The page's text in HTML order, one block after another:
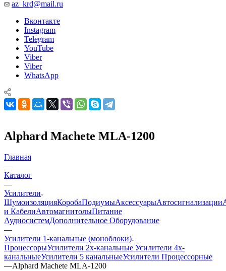
az_krd@mail.ru
Вконтакте
Instagram
Telegram
YouTube
Viber
Viber
WhatsApp
Alphard Machete MLA-1200
Главная
—
Каталог
—
Усилители
ШумоизоляцияКоробаПодиумыАксессуарыАвтосигнализации
и КабелиАвтомагнитолыПитание
АудиосистемДополнительное Оборудование
—
Усилители 1-канальные (моноблоки)
ПроцессорыУсилители 2х-канальные Усилители 4х-
канальныеУсилители 5 канальныеУсилители Процессорные
—Alphard Machete MLA-1200